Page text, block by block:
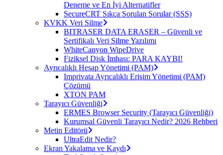
Deneme ve En İyi Alternatifler
SecureCRT Sıkça Sorulan Sorular (SSS)
KVKK Veri Silme
BITRASER DATA ERASER – Güvenli ve
Sertifikalı Veri Silme Yazılımı
WhiteCanyon WipeDrive
Fiziksel Disk İmhası: PARA KAYBI!
Ayrıcalıklı Hesap Yönetimi (PAM)
Imprivata Ayrıcalıklı Erişim Yönetimi (PAM)
Çözümü
XTON PAM
Tarayıcı Güvenliği
ERMES Browser Security (Tarayıcı Güvenliği)
Kurumsal Güvenli Tarayıcı Nedir? 2026 Rehberi
Metin Editörü
UltraEdit Nedir?
Ekran Yakalama ve Kaydı